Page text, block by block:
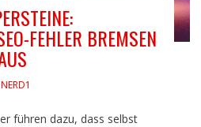
FEHLER BREMSEN
NERD1
führen dazu, dass selbst